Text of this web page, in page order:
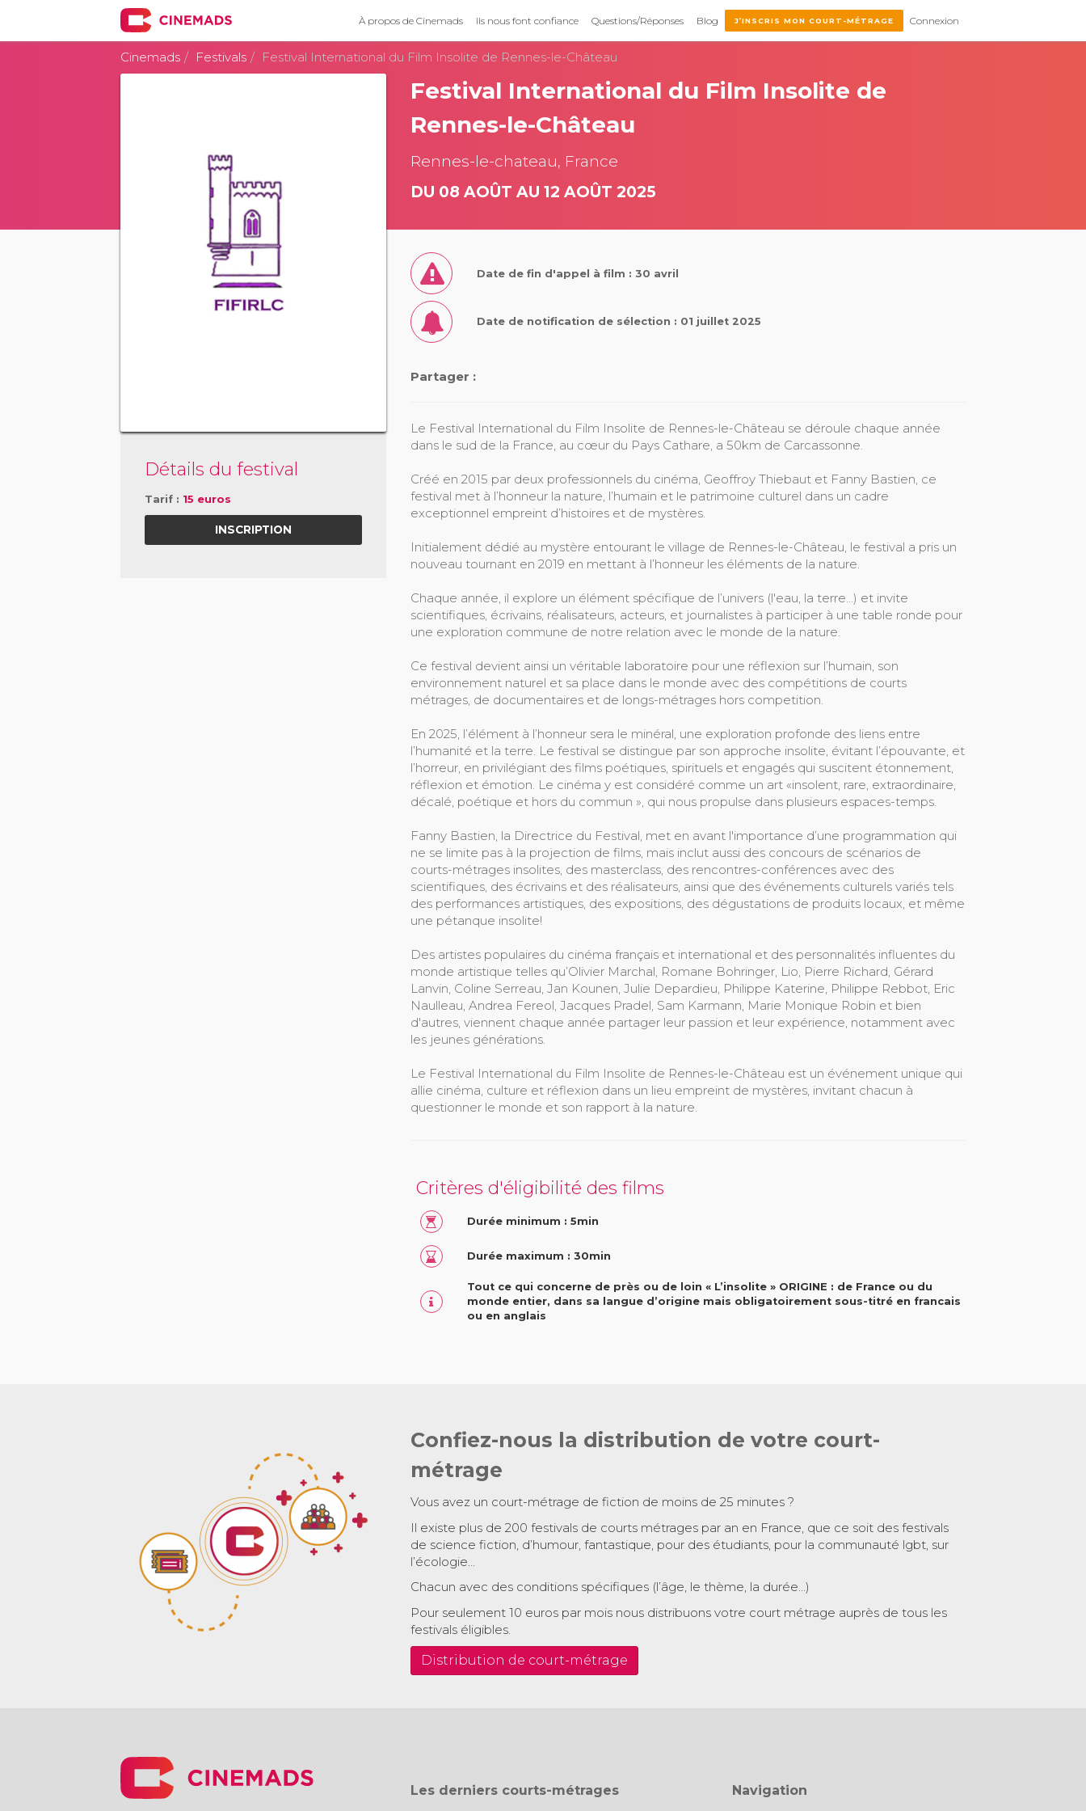
À propos de Cinemads Ils nous font confiance Questions/Réponses Blog J’INSCRIS MON COURT-MÉTRAGE Connexion
Cinemads Festivals Festival International du Film Insolite de Rennes-le-Château
Détails du festival
Tarif : 15 euros
INSCRIPTION
Festival International du Film Insolite de
Rennes-le-Château
Rennes-le-chateau, France
DU 08 AOÛT AU 12 AOÛT 2025
Date de fin d'appel à film : 30 avril
Date de notification de sélection : 01 juillet 2025
Partager :
Le Festival International du Film Insolite de Rennes-le-Château se déroule chaque année
dans le sud de la France, au cœur du Pays Cathare, a 50km de Carcassonne.
Créé en 2015 par deux professionnels du cinéma, Geoffroy Thiebaut et Fanny Bastien, ce
festival met à l’honneur la nature, l’humain et le patrimoine culturel dans un cadre
exceptionnel empreint d’histoires et de mystères.
Initialement dédié au mystère entourant le village de Rennes-le-Château, le festival a pris un
nouveau tournant en 2019 en mettant à l’honneur les éléments de la nature.
Chaque année, il explore un élément spécifique de l’univers (l'eau, la terre…) et invite
scientifiques, écrivains, réalisateurs, acteurs, et journalistes à participer à une table ronde pour
une exploration commune de notre relation avec le monde de la nature.
Ce festival devient ainsi un véritable laboratoire pour une réflexion sur l’humain, son
environnement naturel et sa place dans le monde avec des compétitions de courts
métrages, de documentaires et de longs-métrages hors competition.
En 2025, l’élément à l’honneur sera le minéral, une exploration profonde des liens entre
l’humanité et la terre. Le festival se distingue par son approche insolite, évitant l’épouvante, et
l’horreur, en privilégiant des films poétiques, spirituels et engagés qui suscitent étonnement,
réflexion et émotion. Le cinéma y est considéré comme un art «insolent, rare, extraordinaire,
décalé, poétique et hors du commun », qui nous propulse dans plusieurs espaces-temps.
Fanny Bastien, la Directrice du Festival, met en avant l'importance d’une programmation qui
ne se limite pas à la projection de films, mais inclut aussi des concours de scénarios de
courts-métrages insolites, des masterclass, des rencontres-conférences avec des
scientifiques, des écrivains et des réalisateurs, ainsi que des événements culturels variés tels
des performances artistiques, des expositions, des dégustations de produits locaux, et même
une pétanque insolite!
Des artistes populaires du cinéma français et international et des personnalités influentes du
monde artistique telles qu’Olivier Marchal, Romane Bohringer, Lio, Pierre Richard, Gérard
Lanvin, Coline Serreau, Jan Kounen, Julie Depardieu, Philippe Katerine, Philippe Rebbot, Eric
Naulleau, Andrea Fereol, Jacques Pradel, Sam Karmann, Marie Monique Robin et bien
d'autres, viennent chaque année partager leur passion et leur expérience, notamment avec
les jeunes générations.
Le Festival International du Film Insolite de Rennes-le-Château est un événement unique qui
allie cinéma, culture et réflexion dans un lieu empreint de mystères, invitant chacun à
questionner le monde et son rapport à la nature.
Critères d'éligibilité des films
Durée minimum : 5min
Durée maximum : 30min
Tout ce qui concerne de près ou de loin « L’insolite » ORIGINE : de France ou du
monde entier, dans sa langue d’origine mais obligatoirement sous-titré en francais
ou en anglais
Confiez-nous la distribution de votre court-
métrage
Vous avez un court-métrage de fiction de moins de 25 minutes ?
Il existe plus de 200 festivals de courts métrages par an en France, que ce soit des festivals
de science fiction, d’humour, fantastique, pour des étudiants, pour la communauté lgbt, sur
l’écologie…
Chacun avec des conditions spécifiques (l’âge, le thème, la durée…)
Pour seulement 10 euros par mois nous distribuons votre court métrage auprès de tous les
festivals éligibles.
Distribution de court-métrage
Les derniers courts-métrages Navigation